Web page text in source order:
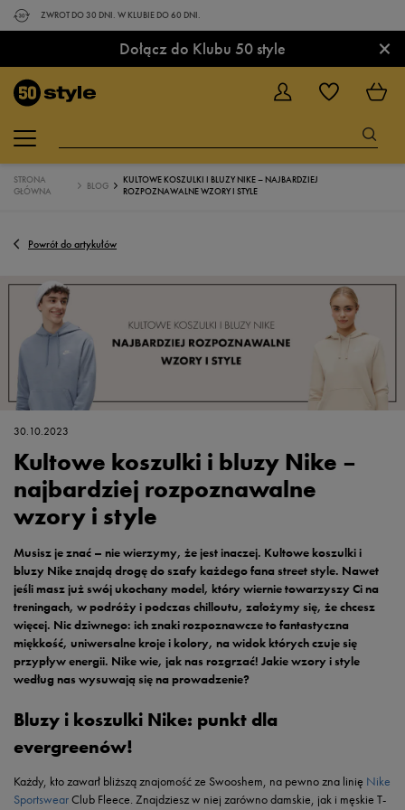
ZWROT DO 30 DNI. W KLUBIE DO 60 DNI.
Dołącz do Klubu 50 style ×
STRONA
GŁÓWNA
BLOG
KULTOWE KOSZULKI I BLUZY NIKE – NAJBARDZIEJ
ROZPOZNAWALNE WZORY I STYLE
Powrót do artykułów
30.10.2023
Kultowe koszulki i bluzy Nike –
najbardziej rozpoznawalne
wzory i style
Musisz je znać – nie wierzymy, że jest inaczej. Kultowe koszulki i
bluzy Nike znajdą drogę do szafy każdego fana street style. Nawet
jeśli masz już swój ukochany model, który wiernie towarzyszy Ci na
treningach, w podróży i podczas chilloutu, założymy się, że chcesz
więcej. Nic dziwnego: ich znaki rozpoznawcze to fantastyczna
miękkość, uniwersalne kroje i kolory, na widok których czuje się
przypływ energii. Nike wie, jak nas rozgrzać! Jakie wzory i style
według nas wysuwają się na prowadzenie?
Bluzy i koszulki Nike: punkt dla
evergreenów!
Każdy, kto zawarł bliższą znajomość ze Swooshem, na pewno zna linię Nike
SportswearClub Fleece. Znajdziesz w niej zarówno damskie, jak i męskie T-